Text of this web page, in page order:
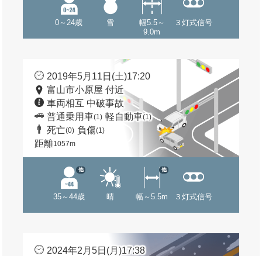
0～24歳 雪
幅5.5～
9.0m
３灯式信号
2019年5月11日(土)17:20
富山市小原屋 付近
車両相互 中破事故
普通乗用車(1) 軽自動車(1)
死亡(0) 負傷(1)
距離1057m
35～44歳
他
晴 幅～5.5m
他
３灯式信号
2024年2月5日(月)17:38